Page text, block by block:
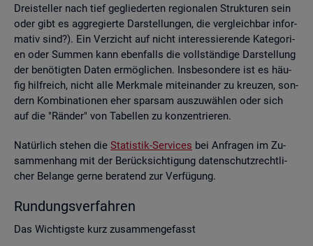
Drei­stel­ler nach tief ge­glie­der­ten re­gio­na­len Struk­tu­ren sein
oder gibt es agg­re­gier­te Dar­stel­lun­gen, die ver­gleich­bar in­for­
ma­tiv sind?). Ein Ver­zicht auf nicht in­ter­es­sie­ren­de Ka­te­go­ri­
en oder Sum­men kann eben­falls die voll­stän­di­ge Dar­stel­lung
der be­nö­tig­ten Daten er­mög­li­chen. Ins­be­son­de­re ist es häu­
fig hilf­reich, nicht alle Merk­ma­le mit­ein­an­der zu kreu­zen, son­
dern Kom­bi­na­tio­nen eher spar­sam aus­zu­wäh­len oder sich
auf die "Rän­der" von Ta­bel­len zu kon­zen­trie­ren.
Na­tür­lich ste­hen die Sta­tis­tik-Ser­vices bei An­fra­gen im Zu­
sam­men­hang mit der Be­rück­sich­ti­gung da­ten­schutz­recht­li­
cher Be­lan­ge gerne be­ra­tend zur Ver­fü­gung.
Run­dungs­ver­fah­ren
Das Wich­tigs­te kurz zu­sam­men­ge­fasst